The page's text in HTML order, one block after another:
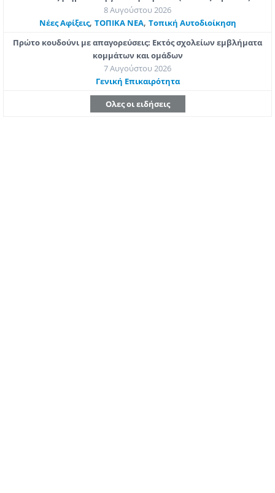
8 Αυγούστου 2026
Νέες Αφίξεις, ΤΟΠΙΚΑ ΝΕΑ, Τοπική Αυτοδιοίκηση
Πρώτο κουδούνι με απαγορεύσεις: Εκτός σχολείων εμβλήματα
κομμάτων και ομάδων
7 Αυγούστου 2026
Γενική Επικαιρότητα
Ολες οι ειδήσεις